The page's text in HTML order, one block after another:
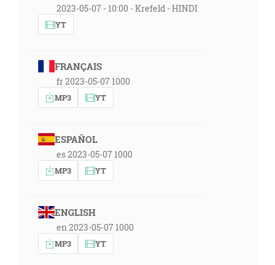
2023-05-07 - 10:00 - Krefeld - HINDI
YT
FRANÇAIS
fr 2023-05-07 1000
MP3 YT
ESPAÑOL
es 2023-05-07 1000
MP3 YT
ENGLISH
en 2023-05-07 1000
MP3 YT